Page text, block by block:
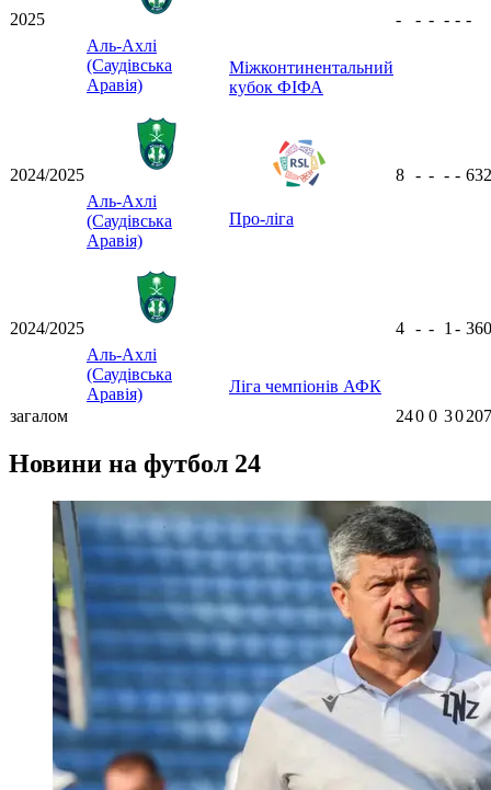
2025
Аль-Ахлі
(Саудівська
Аравія)
Міжконтинентальний
кубок ФІФА
- - - - - -
2024/2025
Аль-Ахлі
(Саудівська
Аравія)
Про-ліга
8 - - - -
2024/2025
Аль-Ахлі
(Саудівська
Аравія)
Ліга чемпіонів АФК
4 - - 1 -
загалом 240 0 30
Новини на футбол 24